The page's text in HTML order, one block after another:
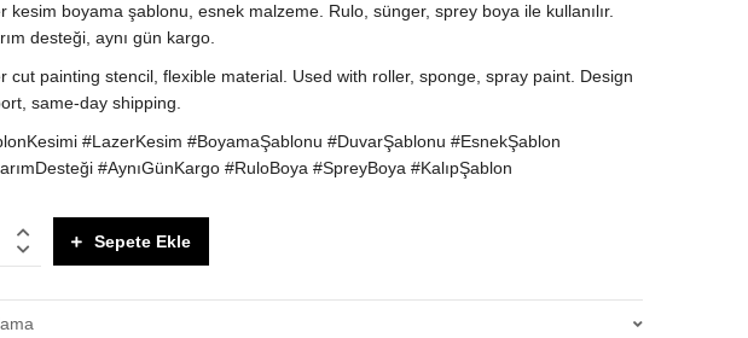
kesim boyama şablonu, esnek malzeme. Rulo, sünger, sprey boya ile kullanılır.
desteği, aynı gün kargo.
cut painting stencil, flexible material. Used with roller, sponge, spray paint. Design
same-day shipping.
#LazerKesim #BoyamaŞablonu #DuvarŞablonu #EsnekŞablon
#AynıGünKargo #RuloBoya #SpreyBoya #KalıpŞablon
Sepete Ekle